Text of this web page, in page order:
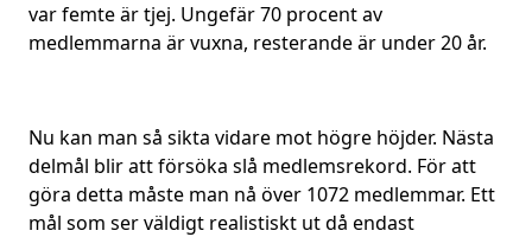
var femte är tjej. Ungefär 70 procent av
medlemmarna är vuxna, resterande är under 20 år.
Nu kan man så sikta vidare mot högre höjder. Nästa
delmål blir att försöka slå medlemsrekord. För att
göra detta måste man nå över 1072 medlemmar. Ett
mål som ser väldigt realistiskt ut då endast